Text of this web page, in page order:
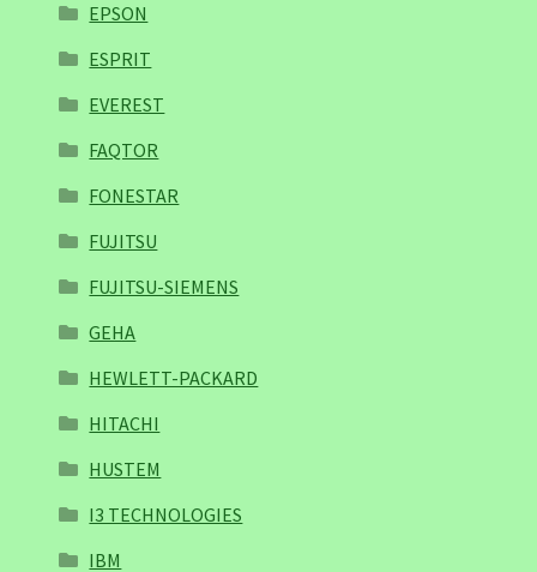
EPSON
ESPRIT
EVEREST
FAQTOR
FONESTAR
FUJITSU
FUJITSU-SIEMENS
GEHA
HEWLETT-PACKARD
HITACHI
HUSTEM
I3 TECHNOLOGIES
IBM